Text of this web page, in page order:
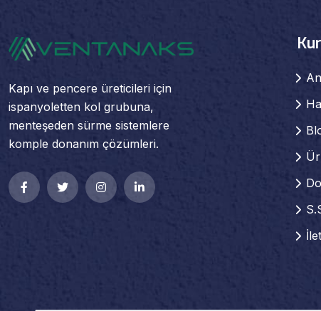
Kapı ve pencere üreticileri için
ispanyoletten kol grubuna,
menteşeden sürme sistemlere
komple donanım çözümleri.